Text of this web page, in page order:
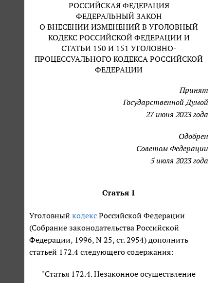
РОССИЙСКАЯ ФЕДЕРАЦИЯ
ФЕДЕРАЛЬНЫЙ ЗАКОН
О ВНЕСЕНИИ ИЗМЕНЕНИЙ В УГОЛОВНЫЙ
КОДЕКС РОССИЙСКОЙ ФЕДЕРАЦИИ И
СТАТЬИ 150 И 151 УГОЛОВНО-
ПРОЦЕССУАЛЬНОГО КОДЕКСА РОССИЙСКОЙ
ФЕДЕРАЦИИ
Принят
Государственной Думой
27 июня 2023 года
Одобрен
Советом Федерации
5 июля 2023 года
Статья 1
Уголовный кодекс Российской Федерации
(Собрание законодательства Российской
Федерации, 1996, N 25, ст. 2954) дополнить
статьей 172.4 следующего содержания:
"Статья 172.4. Незаконное осуществление